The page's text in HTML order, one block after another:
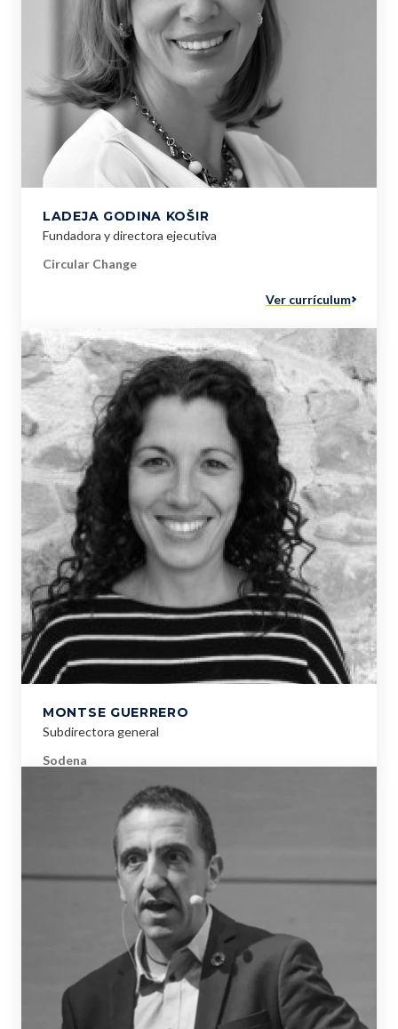
LADEJA GODINA KOŠIR
Fundadora y directora ejecutiva
Circular Change
Ver currículum
MONTSE GUERRERO
Subdirectora general
Sodena